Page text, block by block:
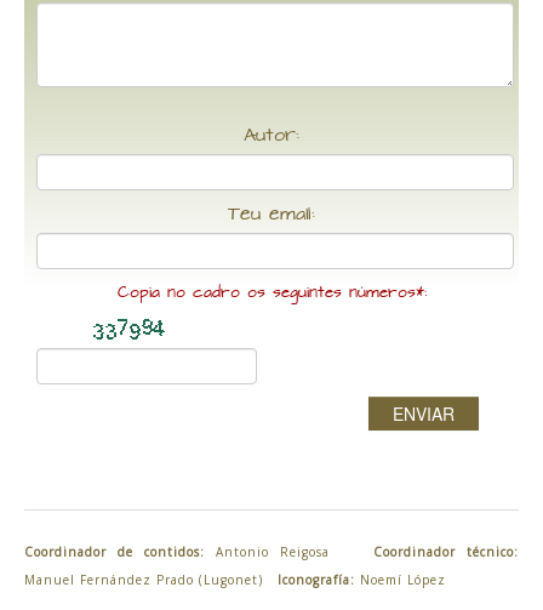
Autor:
Teu email:
Copia no cadro os seguintes números*:
ENVIAR
Coordinador de contidos: Antonio Reigosa Coordinador técnico:
Manuel Fernández Prado (Lugonet) Iconografía: Noemí López